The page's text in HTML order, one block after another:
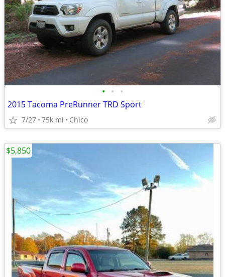
• • •
2015 Tacoma PreRunner TRD Sport
7/27 75k mi Chico
$5,850